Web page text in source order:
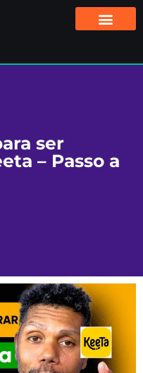
ser
– Passo a